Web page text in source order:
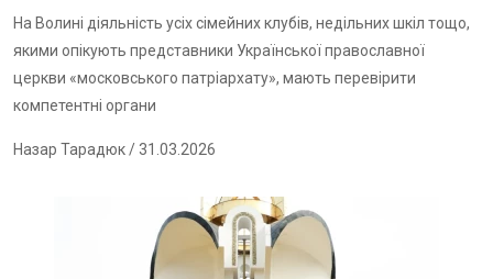
На Волині діяльність усіх сімейних клубів, недільних шкіл тощо,
якими опікують представники Української православної
церкви «московського патріархату», мають перевірити
компетентні органи
Назар Тарадюк/ 31.03.2026